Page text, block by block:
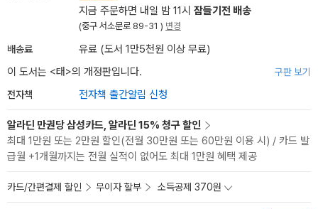
지금 주문하면 내일 밤 11시 잠들기전 배송
(중구 서소문로 89-31 ) 변경
배송료
유료 (도서 1만5천원 이상 무료)
이 도서는 <태>의 개정판입니다. 구판 보기
전자책 전자책 출간알림 신청
알라딘 만권당 삼성카드, 알라딘 15% 청구 할인
최대 1만원 또는 2만원 할인(전월 30만원 또는 60만원 이용 시) / 카드 발
급월 +1개월까지는 전월 실적이 없어도 최대 1만원 혜택 제공
카드/간편결제 할인 무이자 할부 소득공제 370원